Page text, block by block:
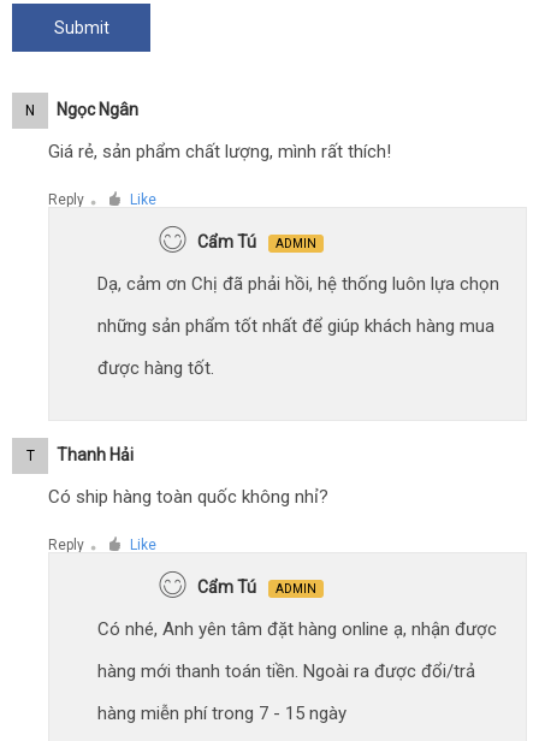
N Ngọc Ngân
Giá rẻ, sản phẩm chất lượng, mình rất thích!
Reply ● Like
Cẩm Tú ADMIN
Dạ, cảm ơn Chị đã phải hồi, hệ thống luôn lựa chọn
những sản phẩm tốt nhất để giúp khách hàng mua
được hàng tốt.
T Thanh Hải
Có ship hàng toàn quốc không nhỉ?
Reply ● Like
Cẩm Tú ADMIN
Có nhé, Anh yên tâm đặt hàng online ạ, nhận được
hàng mới thanh toán tiền. Ngoài ra được đổi/trả
hàng miễn phí trong 7 - 15 ngày